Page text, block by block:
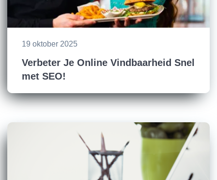
19 oktober 2025
Verbeter Je Online Vindbaarheid Snel
met SEO!